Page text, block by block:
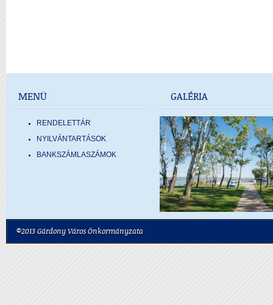
MENÜ
RENDELETTÁR
NYILVÁNTARTÁSOK
BANKSZÁMLASZÁMOK
GALÉRIA
©2013 Gárdony Város Önkormányzata